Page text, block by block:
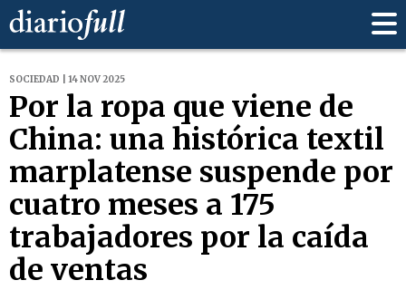
SOCIEDAD | 14 NOV 2025
Por la ropa que viene de
China: una histórica textil
marplatense suspende por
cuatro meses a 175
trabajadores por la caída
de ventas